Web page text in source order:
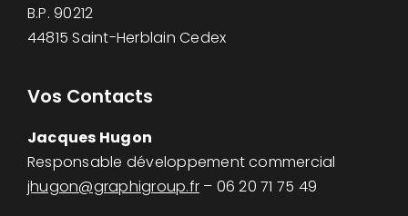
B.P. 90212
44815 Saint-Herblain Cedex
Vos Contacts
Jacques Hugon
Responsable développement commercial
jhugon@graphigroup.fr – 06 20 71 75 49